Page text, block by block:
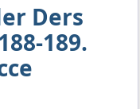
Ders
189.